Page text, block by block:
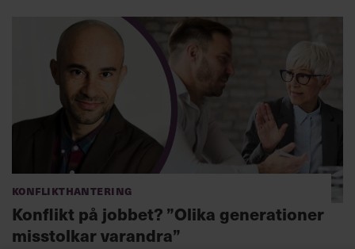
Konflikthantering
Konflikt på jobbet? ”Olika generationer
misstolkar varandra”